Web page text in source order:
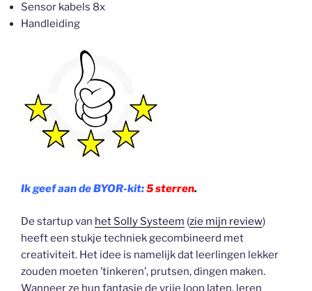
Sensor kabels 8x
Handleiding
Ik geef aan de BYOR-kit:5 sterren.
De startup van het Solly Systeem (zie mijn review)
heeft een stukje techniek gecombineerd met
creativiteit. Het idee is namelijk dat leerlingen lekker
zouden moeten ’tinkeren’, prutsen, dingen maken.
Wanneer ze hun fantasie de vrije loop laten, leren